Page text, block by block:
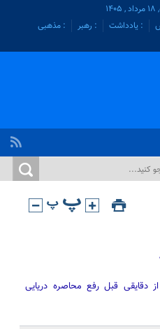
: یادداشت : رهبر
: مذهبی
دقایقی قبل رفع محاصره دریایی